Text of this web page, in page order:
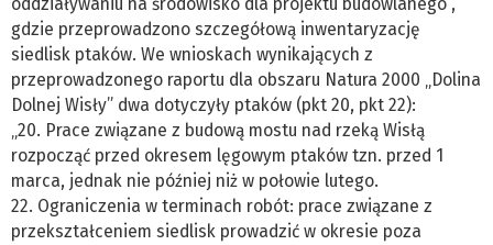
gdzie przeprowadzono szczegółową inwentaryzację
siedlisk ptaków. We wnioskach wynikających z
przeprowadzonego raportu dla obszaru Natura 2000 „Dolina
Dolnej Wisły” dwa dotyczyły ptaków (pkt 20, pkt 22):
„20. Prace związane z budową mostu nad rzeką Wisłą
rozpocząć przed okresem lęgowym ptaków tzn. przed 1
marca, jednak nie później niż w połowie lutego.
22. Ograniczenia w terminach robót: prace związane z
przekształceniem siedlisk prowadzić w okresie poza